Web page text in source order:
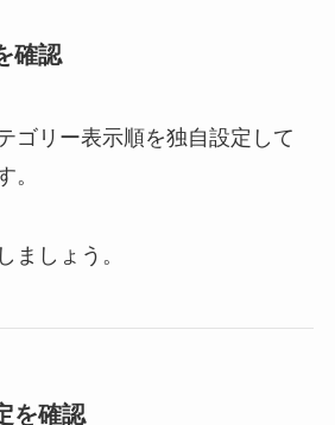
確認
ゴリー表示順を独自設定して
。
ましょう。
を確認